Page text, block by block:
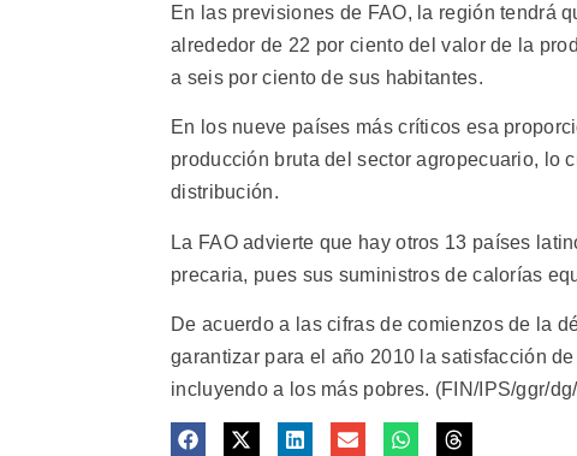
En las previsiones de FAO, la región tendrá
alrededor de 22 por ciento del valor de la
a seis por ciento de sus habitantes.
En los nueve países más críticos esa
producción bruta del sector agropecuario, lo
distribución.
La FAO advierte que hay otros 13 países
precaria, pues sus suministros de calorías
De acuerdo a las cifras de comienzos de la
garantizar para el año 2010 la satisfacción
incluyendo a los más pobres. (FIN/IPS/ggr/